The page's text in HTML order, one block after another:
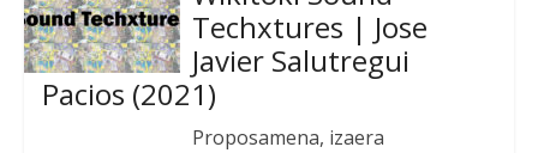
Techxtures | Jose
Javier Salutregui
Pacios (2021)
Proposamena, izaera